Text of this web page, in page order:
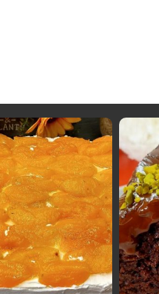
Γλυκό
Ποτά και
Ψάρι και
Σάλτσες
Κυρίως
Κρέας
Ζυμαρικά
Πίτες και
Σαλάτες